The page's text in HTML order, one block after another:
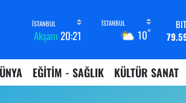
Akşam 20:21 10°
EĞİTİM - SAĞLIK KÜLTÜR SANAT